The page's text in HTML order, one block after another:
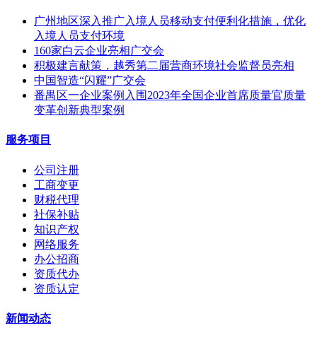
广州地区深入推广入境人员移动支付便利化措施，优化
入境人员支付环境
160家白云企业亮相广交会
积极建言献策，越秀第二届营商环境社会监督员亮相
中国智造“闪耀”广交会
番禺区一企业案例入围2023年全国企业首席质量官质量
变革创新典型案例
服务项目
公司注册
工商变更
财税代理
社保补贴
知识产权
网络服务
办公招商
资质代办
资质认定
新闻动态